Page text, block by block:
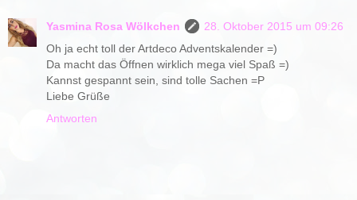
Yasmina Rosa Wölkchen
28. Oktober 2015 um 09:26
Oh ja echt toll der Artdeco Adventskalender =)
Da macht das Öffnen wirklich mega viel Spaß =)
Kannst gespannt sein, sind tolle Sachen =P
Liebe Grüße
Antworten